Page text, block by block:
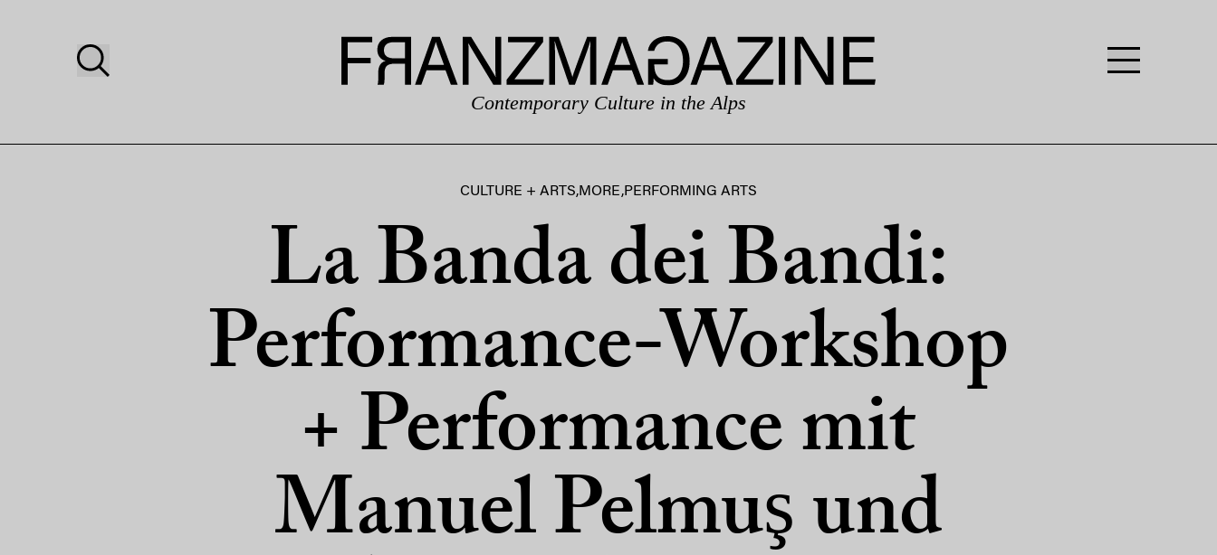
Contemporary Culture in the Alps
CULTURE + ARTS,MORE,PERFORMING ARTS
La Banda dei Bandi:
Performance-Workshop
+ Performance mit
Manuel Pelmuş und